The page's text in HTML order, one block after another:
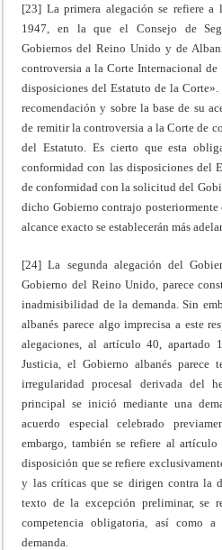
[23] La primera alegación se refiere
1947, en la que el Consejo de
Gobiernos del Reino Unido y de
controversia a la Corte Internacional
disposiciones del Estatuto de la
recomendación y sobre la base de su
de remitir la controversia a la Corte de
del Estatuto. Es cierto que esta
conformidad con las disposiciones del
de conformidad con la solicitud del
dicho Gobierno contrajo
alcance exacto se establecerán más
[24] La segunda alegación del
Gobierno del Reino Unido, parece
inadmisibilidad de la demanda. Sin
albanés parece algo imprecisa a este
alegaciones, al artículo 40,
Justicia, el Gobierno albanés parece
irregularidad procesal derivada del
principal se inició mediante una
acuerdo especial celebrado
embargo, también se refiere al
disposición que se refiere
y las críticas que se dirigen contra la
texto de la excepción preliminar, se
competencia obligatoria, así como
demanda.